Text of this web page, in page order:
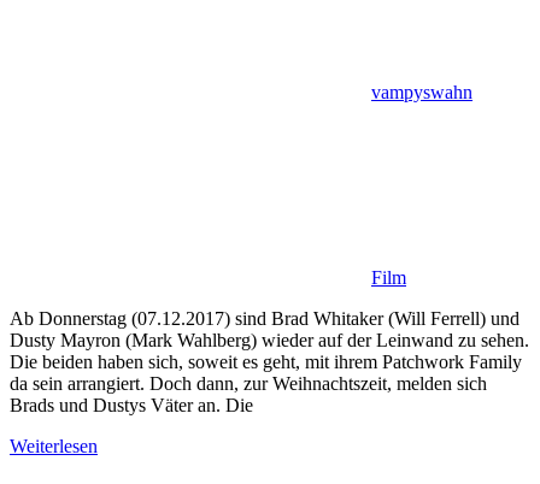
vampyswahn
Film
Ab Donnerstag (07.12.2017) sind Brad Whitaker (Will Ferrell) und
Dusty Mayron (Mark Wahlberg) wieder auf der Leinwand zu sehen.
Die beiden haben sich, soweit es geht, mit ihrem Patchwork Family
da sein arrangiert. Doch dann, zur Weihnachtszeit, melden sich
Brads und Dustys Väter an. Die
Weiterlesen